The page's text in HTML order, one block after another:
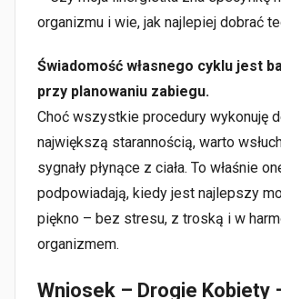
organizmu i wie, jak najlepiej dobrać
Świadomość własnego cyklu jest
przy planowaniu zabiegu.
Choć wszystkie procedury wykonuję
największą starannością, warto
sygnały płynące z ciała. To właśnie
podpowiadają, kiedy jest najlepszy
piękno – bez stresu, z troską i w
organizmem.
Wniosek – Drogie Kobiety